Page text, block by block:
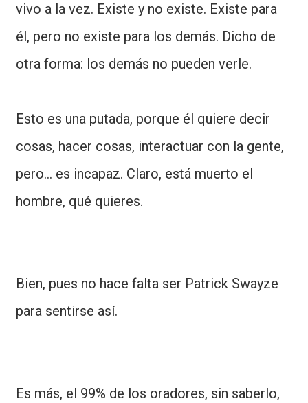
vivo a la vez. Existe y no existe. Existe para
él, pero no existe para los demás. Dicho de
otra forma: los demás no pueden verle.
Esto es una putada, porque él quiere decir
cosas, hacer cosas, interactuar con la gente,
pero... es incapaz. Claro, está muerto el
hombre, qué quieres.
Bien, pues no hace falta ser Patrick Swayze
para sentirse así.
Es más, el 99% de los oradores, sin saberlo,